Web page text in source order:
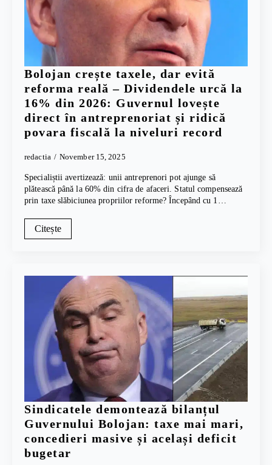
Bolojan crește taxele, dar evită
reforma reală – Dividendele urcă la
16% din 2026: Guvernul lovește
direct în antreprenoriat și ridică
povara fiscală la niveluri record
redactia November 15, 2025
Specialiștii avertizează: unii antreprenori pot ajunge să
plătească până la 60% din cifra de afaceri. Statul compensează
prin taxe slăbiciunea propriilor reforme? Începând cu 1…
Citește
Sindicatele demontează bilanțul
Guvernului Bolojan: taxe mai mari,
concedieri masive și același deficit
bugetar